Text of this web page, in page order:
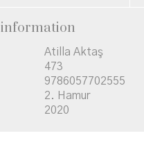
Atilla Aktaş
473
9786057702555
2. Hamur
2020